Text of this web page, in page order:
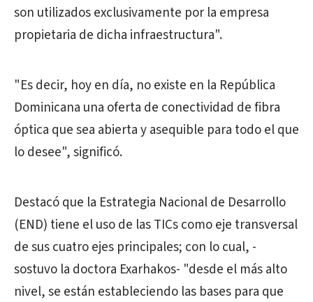
son utilizados exclusivamente por la empresa
propietaria de dicha infraestructura".
"Es decir, hoy en día, no existe en la República
Dominicana una oferta de conectividad de fibra
óptica que sea abierta y asequible para todo el que
lo desee", significó.
Destacó que la Estrategia Nacional de Desarrollo
(END) tiene el uso de las TICs como eje transversal
de sus cuatro ejes principales; con lo cual, -
sostuvo la doctora Exarhakos- "desde el más alto
nivel, se están estableciendo las bases para que